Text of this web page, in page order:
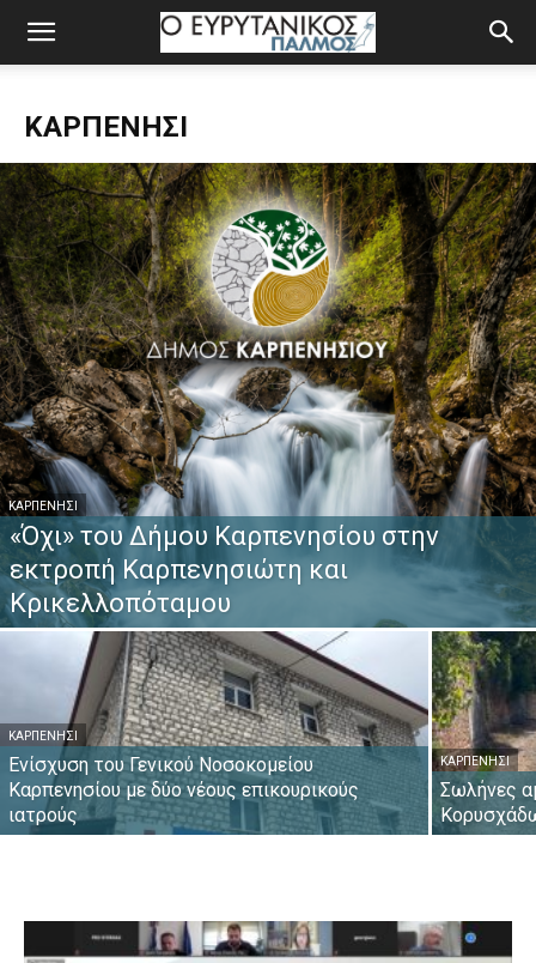
ΚΑΡΠΕΝΉΣΙ
ΚΑΡΠΕΝΉΣΙ
«Όχι» του Δήμου Καρπενησίου στην
εκτροπή Καρπενησιώτη και
Κρικελλοπόταμου
ΚΑΡΠΕΝΉΣΙ
Ενίσχυση του Γενικού Νοσοκομείου
Καρπενησίου με δύο νέους επικουρικούς
ιατρούς
ΚΑΡΠΕΝΉΣΙ
Σωλήνες